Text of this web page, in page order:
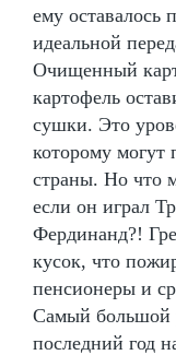
ему оставалось
идеальной
Очищенный
картофель
сушки. Это
которому могут
страны. Но что
если он играл
Фердинанд?!
кусок, что
пенсионеры и
Самый большой
последний год